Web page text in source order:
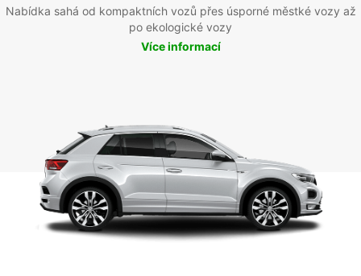
Nabídka sahá od kompaktních vozů přes úsporné městké vozy až
po ekologické vozy
Více informací